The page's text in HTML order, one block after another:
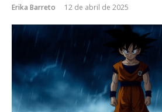
Erika Barreto 12 de abril de 2025